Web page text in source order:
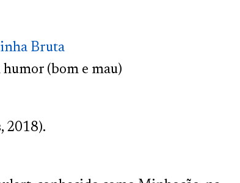
Bruta
(bom e mau)
2018).